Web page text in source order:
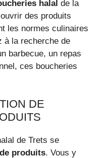
halal de la
des produits
les normes culinaires
à la recherche de
barbecue, un repas
ces boucheries
DE
de Trets se
produits. Vous y